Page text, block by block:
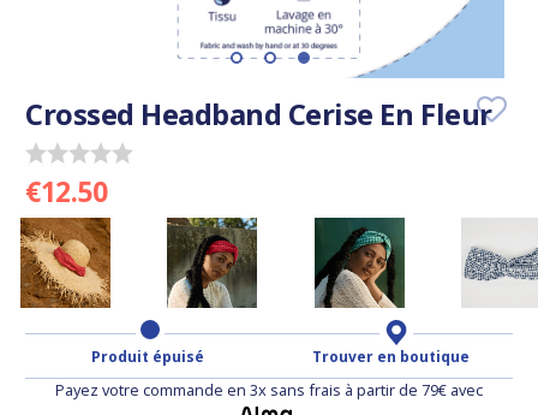
Crossed Headband Cerise En Fleur
€12.50
Produit épuisé Trouver en boutique
Payez votre commande en 3x sans frais à partir de 79€ avec